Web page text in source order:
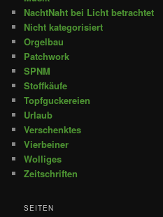
NachtNaht bei Licht betrachtet
Nicht kategorisiert
Orgelbau
Patchwork
SPNM
Stoffkäufe
Topfguckereien
Urlaub
Verschenktes
Vierbeiner
Wolliges
Zeitschriften
SEITEN